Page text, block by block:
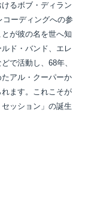
るボブ・ディラン
ーディングへの参
が彼の名を世へ知
ド・バンド、エレ
で活動し、68年、
アル・クーパーか
ます。これこそが
ッション」の誕生